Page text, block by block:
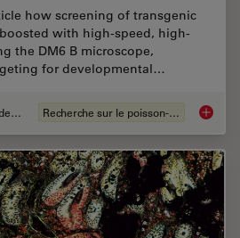
how screening of transgenic
with high-speed, high-
the DM6 B microscope,
for developmental…
Étude de cas Recherche sur le poisson-zèbre